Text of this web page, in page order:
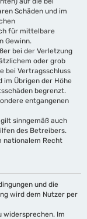
Schäden und im
für mittelbare
Gewinn.
bei der Verletzung
oder grob
bei Vertragsschluss
im Übrigen der Höhe
begrenzt.
entgangenen
sinngemäß auch
des Betreibers.
nationalem Recht
und die
wird dem Nutzer per
widersprechen. Im